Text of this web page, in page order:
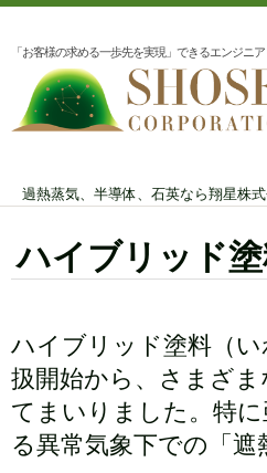
「お客様の求める一歩先を実現」できるエンジニ
過熱蒸気、半導体、石英なら翔星株
ハイブリッド
ハイブリッド塗料（
扱開始から、さまざ
てまいりました。特
る異常気象下での「